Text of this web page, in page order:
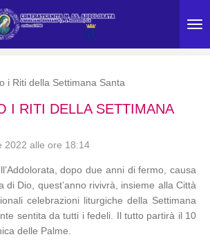
i Riti della Settimana Santa
I RITI DELLA SETTIMANA
2022 alle ore 18:14
dopo due anni di fermo, causa
di Dio, quest’anno rivivrà, insieme alla Città
celebrazioni liturgiche della Settimana
sentita da tutti i fedeli. Il tutto partirà il 10
delle Palme.